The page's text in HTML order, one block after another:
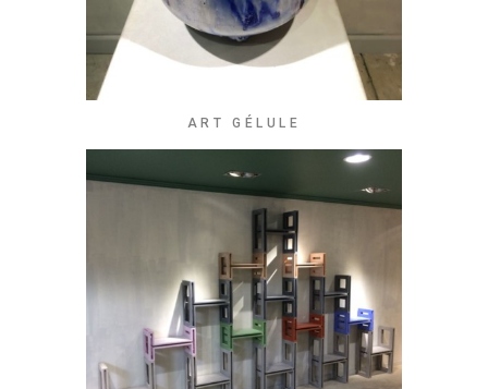
ART GÉLULE